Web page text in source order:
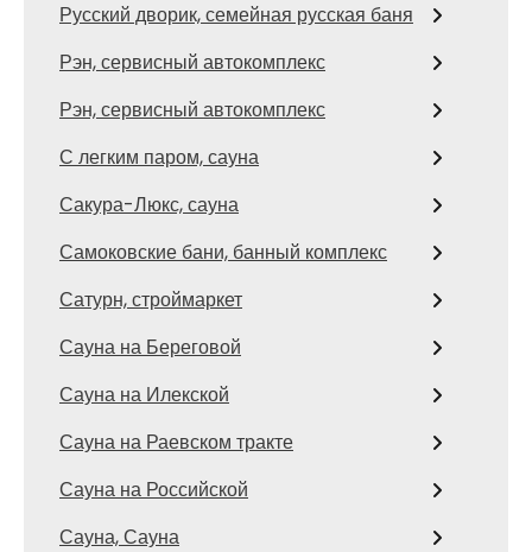
Русский дворик, семейная русская баня
Рэн, сервисный автокомплекс
Рэн, сервисный автокомплекс
С легким паром, сауна
Сакура-Люкс, сауна
Самоковские бани, банный комплекс
Сатурн, строймаркет
Сауна на Береговой
Сауна на Илекской
Сауна на Раевском тракте
Сауна на Российской
Сауна, Сауна